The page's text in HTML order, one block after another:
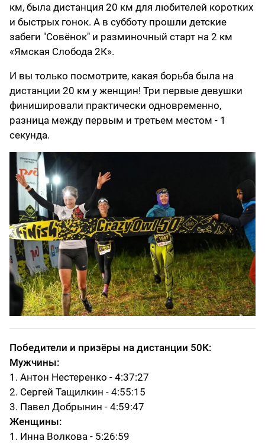
км, была дистанция 20 км для любителей коротких
и быстрых гонок. А в субботу прошли детские
забеги "Совёнок" и разминочный старт на 2 км
«Ямская Слобода 2К».
И вы только посмотрите, какая борьба была на
дистанции 20 км у женщин! Три первые девушки
финишировали практически одновременно,
разница между первым и третьем местом - 1
секунда.
Победители и призёры на дистанции 50К:
Мужчины:
1. Антон Нестеренко - 4:37:27
2. Сергей Тащилкин - 4:55:15
3. Павел Добрынин - 4:59:47
Женщины:
1. Инна Волкова - 5:26:59